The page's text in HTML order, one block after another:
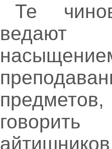
Те
ведают